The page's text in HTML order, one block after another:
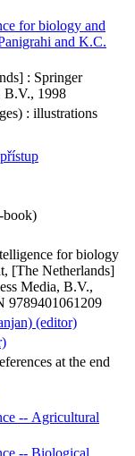
for biology and
and K.C.
: Springer
B.V., 1998
: illustrations
book)
for biology
[The Netherlands]
Media, B.V.,
9789401061209
(editor)
at the end
-- Agricultural
-- Biological